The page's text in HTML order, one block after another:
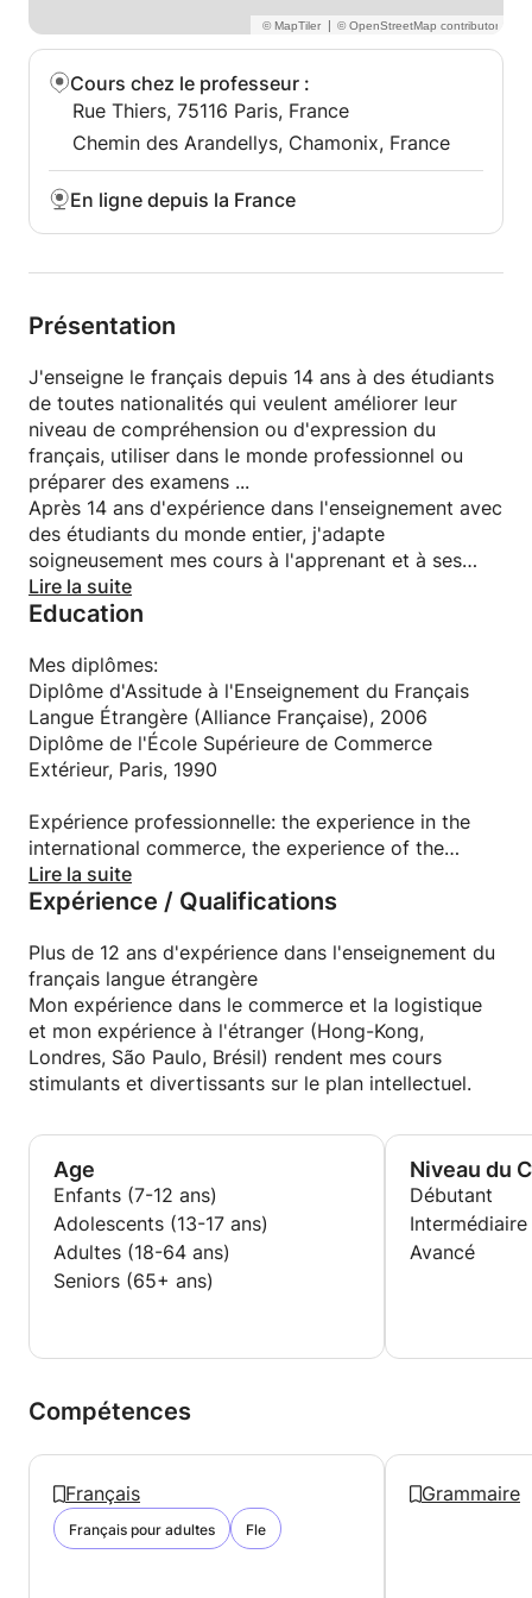
|
Cours chez le professeur :
Rue Thiers, 75116 Paris, France
Chemin des Arandellys, Chamonix, France
En ligne depuis la France
Présentation
J'enseigne le français depuis 14 ans à des étudiants
de toutes nationalités qui veulent améliorer leur
niveau de compréhension ou d'expression du
français, utiliser dans le monde professionnel ou
préparer des examens ...
Après 14 ans d'expérience dans l'enseignement avec
des étudiants du monde entier, j'adapte
soigneusement mes cours à l'apprenant et à ses
exigences.
Lire la suite
Education
Mes diplômes:
Diplôme d'Assitude à l'Enseignement du Français
Langue Étrangère (Alliance Française), 2006
Diplôme de l'École Supérieure de Commerce
Extérieur, Paris, 1990
Expérience professionnelle: the experience in the
international commerce, the experience of the
international commerce, the buy in normal, buy in
compréhension, on attend rapidement de la part des
Mon expérience dans le commerce et la logistique
et mon expérience à l'étranger (Hong-Kong,
Londres, São Paulo, Brésil) rendent mes cours
stimulants et divertissants sur le plan intellectuel.
Lire la suite
Expérience / Qualifications
Plus de 12 ans d'expérience dans l'enseignement du
français langue étrangère
Mon expérience dans le commerce et la logistique
et mon expérience à l'étranger (Hong-Kong,
Londres, São Paulo, Brésil) rendent mes cours
stimulants et divertissants sur le plan intellectuel.
Age
Enfants (7-12 ans)
Adolescents (13-17 ans)
Adultes (18-64 ans)
Seniors (65+ ans)
Niveau du
Débutant
Intermédiaire
Avancé
Compétences
Français
Français pour adultes Fle
Grammaire